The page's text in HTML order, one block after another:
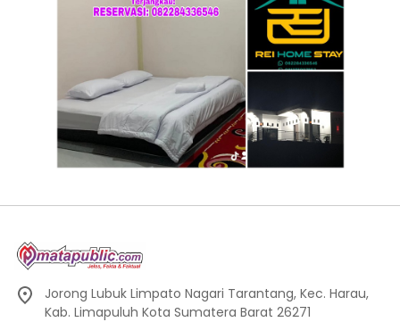
Jorong Lubuk Limpato Nagari Tarantang, Kec. Harau,
Kab. Limapuluh Kota Sumatera Barat 26271